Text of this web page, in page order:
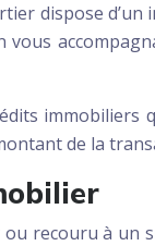
dispose
de la
recouru à